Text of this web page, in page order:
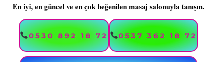
En iyi, en güncel ve en çok beğenilen masaj salonuyla tanışın.
0530 892 18 72 0537 362 18 72